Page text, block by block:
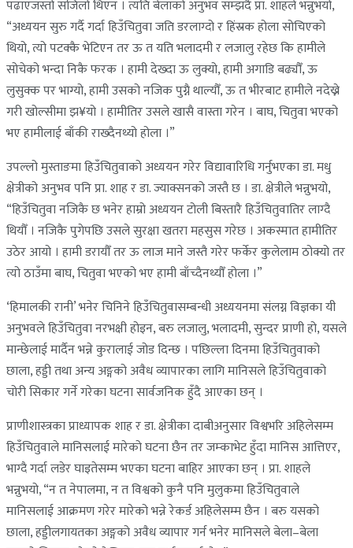
पढाएजस्तो सजिलो थिएन । त्यति बेलाको अनुभव सम्झँदै प्रा. शाहले भन्नुभयो,
“अध्ययन सुरु गर्दै गर्दा हिउँचितुवा जति डरलाग्दो र हिंस्रक होला सोचिएको
थियो, त्यो पटक्कै भेटिएन तर ऊ त यति भलादमी र लजालु रहेछ कि हामीले
सोचेको भन्दा निकै फरक । हामी देख्दा ऊ लुक्यो, हामी अगाडि बढ्यौँ, ऊ
लुसुक्क पर भाग्यो, हामी उसको नजिक पुग्नै थाल्यौँ, ऊ त भीरबाट हामीले नदेख्ने
गरी खोल्सीमा झ¥यो । हामीतिर उसले खासै वास्ता गरेन । बाघ, चितुवा भएको
भए हामीलाई बाँकी राख्दैनथ्यो होला ।”
उपल्लो मुस्ताङमा हिउँचितुवाको अध्ययन गरेर विद्यावारिधि गर्नुभएका डा. मधु
क्षेत्रीको अनुभव पनि प्रा. शाह र डा. ज्याक्सनको जस्तै छ । डा. क्षेत्रीले भन्नुभयो,
“हिउँचितुवा नजिकै छ भनेर हाम्रो अध्ययन टोली बिस्तारै हिउँचितुवातिर लाग्दै
थियौँ । नजिकै पुगेपछि उसले सुरक्षा खतरा महसुस गरेछ । अकस्मात हामीतिर
उठेर आयो । हामी डरायौँ तर ऊ लाज माने जस्तै गरेर फर्केर कुलेलाम ठोक्यो तर
त्यो ठाउँमा बाघ, चितुवा भएको भए हामी बाँच्दैनथ्यौँ होला ।”
‘हिमालकी रानी’ भनेर चिनिने हिउँचितुवासम्बन्धी अध्ययनमा संलग्न विज्ञका यी
अनुभवले हिउँचितुवा नरभक्षी होइन, बरु लजालु, भलादमी, सुन्दर प्राणी हो, यसले
मान्छेलाई मार्दैन भन्ने कुरालाई जोड दिन्छ । पछिल्ला दिनमा हिउँचितुवाको
छाला, हड्डी तथा अन्य अङ्गको अवैध व्यापारका लागि मानिसले हिउँचितुवाको
चोरी सिकार गर्ने गरेका घटना सार्वजनिक हुँदै आएका छन् ।
प्राणीशास्त्रका प्राध्यापक शाह र डा. क्षेत्रीका दाबीअनुसार विश्वभरि अहिलेसम्म
हिउँचितुवाले मानिसलाई मारेको घटना छैन तर जम्काभेट हुँदा मानिस आत्तिएर,
भाग्दै गर्दा लडेर घाइतेसम्म भएका घटना बाहिर आएका छन् । प्रा. शाहले
भन्नुभयो, “न त नेपालमा, न त विश्वको कुनै पनि मुलुकमा हिउँचितुवाले
मानिसलाई आक्रमण गरेर मारेको भन्ने रेकर्ड अहिलेसम्म छैन । बरु यसको
छाला, हड्डीलगायतका अङ्गको अवैध व्यापार गर्न भनेर मानिसले बेला–बेला